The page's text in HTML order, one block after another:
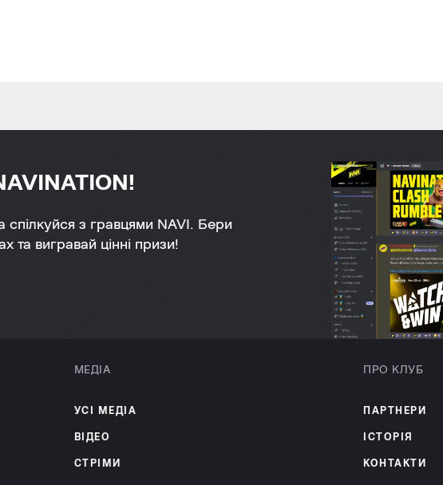
спілкуйся з гравцями NAVI. Бери
та вигравай цінні призи!
МЕДІА
УСІ МЕДІА
ВІДЕО
СТРІМИ
ПРО КЛУБ
ПАРТНЕРИ
ІСТОРІЯ
КОНТАКТИ